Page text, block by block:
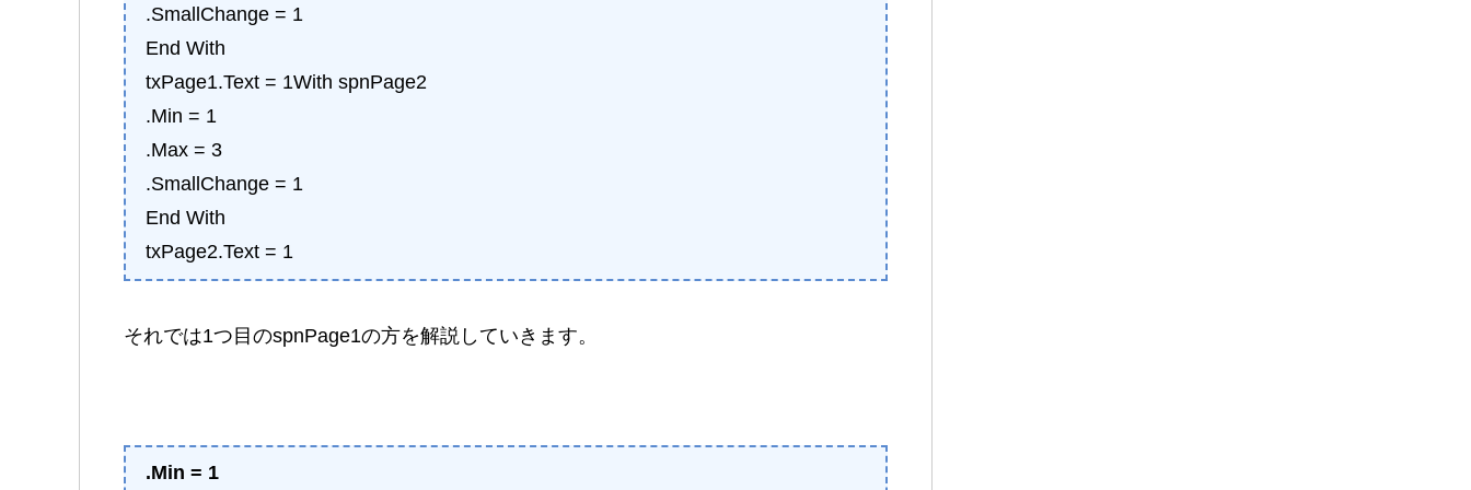
.SmallChange = 1
End With
txPage1.Text = 1With spnPage2
.Min = 1
.Max = 3
.SmallChange = 1
End With
txPage2.Text = 1
それでは1つ目のspnPage1の方を解説していきます。
.Min = 1